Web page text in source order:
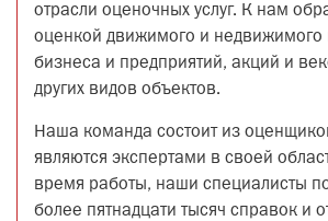
отрасли оценочных услуг. К нам
оценкой движимого и недвижимого
бизнеса и предприятий, акций и
других видов объектов.
Наша команда состоит из
являются экспертами в своей
время работы, наши специалисты
более пятнадцати тысяч справок и